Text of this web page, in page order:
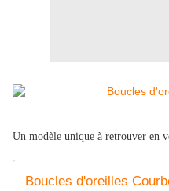
Un modèle unique à retrouver en
Boucles d'oreilles